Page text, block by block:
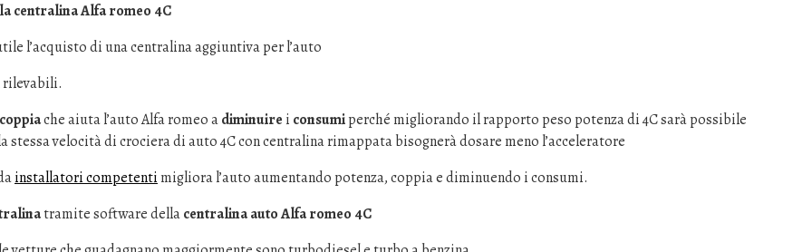
centralina Alfa romeo 4C
l’acquisto di una centralina aggiuntiva per l’auto
rilevabili.
che aiuta l’auto Alfa romeo adiminuire i consumiperché migliorando il rapporto peso potenza di 4C sarà possibile
velocità di crociera di auto 4C con centralina rimappata bisognerà dosare meno l’acceleratore
installatori competenti migliora l’auto aumentando potenza, coppia e diminuendo i consumi.
tramite software dellacentralina auto Alfa romeo 4C